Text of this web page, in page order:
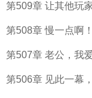
第509章 让其他玩
第508章 慢一点啊
第507章 老公，我
第506章 见此一幕